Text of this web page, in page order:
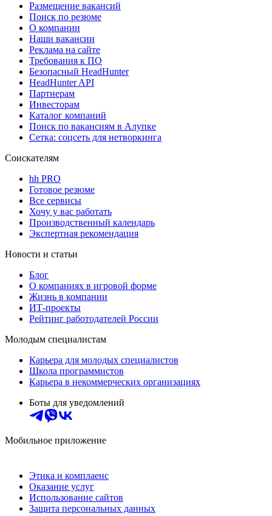
Размещение вакансий
Поиск по резюме
О компании
Наши вакансии
Реклама на сайте
Требования к ПО
Безопасный HeadHunter
HeadHunter API
Партнерам
Инвесторам
Каталог компаний
Поиск по вакансиям в Алупке
Сетка: соцсеть для нетворкинга
Соискателям
hh PRO
Готовое резюме
Все сервисы
Хочу у вас работать
Производственный календарь
Экспертная рекомендация
Новости и статьи
Блог
О компаниях в игровой форме
Жизнь в компании
ИТ-проекты
Рейтинг работодателей России
Молодым специалистам
Карьера для молодых специалистов
Школа программистов
Карьера в некоммерческих организациях
Боты для уведомлений
Мобильное приложение
Этика и комплаенс
Оказание услуг
Использование сайтов
Защита персональных данных